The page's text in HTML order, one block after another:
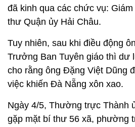
đã kinh qua các chức vụ:
thư Quận ủy Hải Châu.
Tuy nhiên, sau khi điều động
Trưởng Ban Tuyên giáo thì dư
cho rằng ông Đặng Việt Dũng
việc khiến Đà Nẵng xôn xao.
Ngày 4/5, Thường trực Thành
gặp mặt bí thư 56 xã, phường